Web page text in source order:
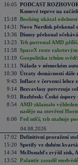
16:05 PODCAST
Kunové teprve na
15:18 Booking ukázal
14:31
Novo Nordisk překonal
13:36 Disney překonal
13:23 Trh potrestal AMD
11:58 SpaceX roste
11:19 Geopolitika trhům
11:11
Nálada v německém
10:30 Útraty domácností dále
9:43 Inflace v červenci
9:14 Bezvavlasy potvrzuje
9:01
Rozbřesk: České
8:54
AMD zklamalo
naděje na otevření
6:06 Fed mlčí, trh utahuje
04.08.2026
17:02 Definitivní proražení
15:20 Spotify ve duhém
14:34 McDonald's zvýšil zisk,
13:52 Palantir zasadil